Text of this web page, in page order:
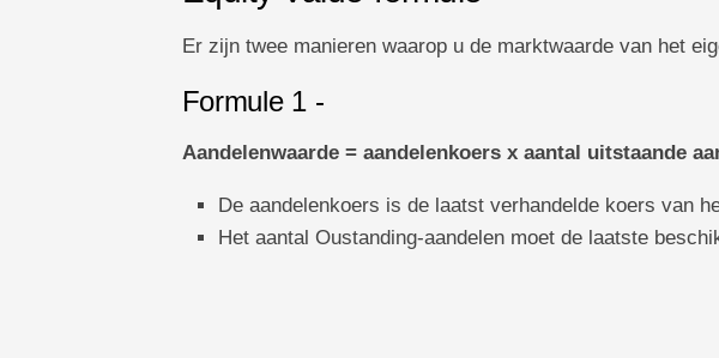
Er zijn twee manieren waarop u de marktwaarde van het
Formule 1 -
Aandelenwaarde = aandelenkoers x aantal uitstaande
De aandelenkoers is de laatst verhandelde koers van
Het aantal Oustanding-aandelen moet de laatste